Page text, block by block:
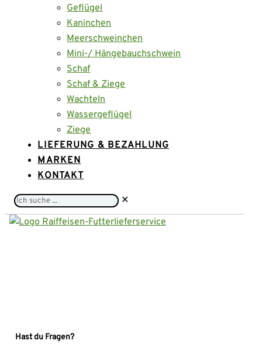
Geflügel
Kaninchen
Meerschweinchen
Mini-/ Hängebauchschwein
Schaf
Schaf & Ziege
Wachteln
Wassergeflügel
Ziege
LIEFERUNG & BEZAHLUNG
MARKEN
KONTAKT
Ich
suche
✕
Hast du Fragen?